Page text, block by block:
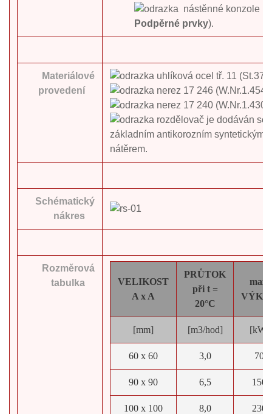
nástěnné konzole
Podpěrné prvky).
Materiálové
provedení
uhlíková ocel tř. 11 (St.37)
nerez 17 246
nerez 17 240
rozdělovač je dodáván se
základním antikorozním syntetickým
nátěrem.
Schématický
nákres
Rozměrová
tabulka
VELIKOST
A x A
PRŮTOK
při t =
20°C
max.
[mm] [m3/hod] [kW]
60 x 60 3,0 70
90 x 90 6,5 150
100 x 100 8,0 230